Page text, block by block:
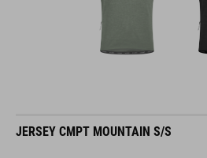
JERSEY CMPT MOUNTAIN S/S